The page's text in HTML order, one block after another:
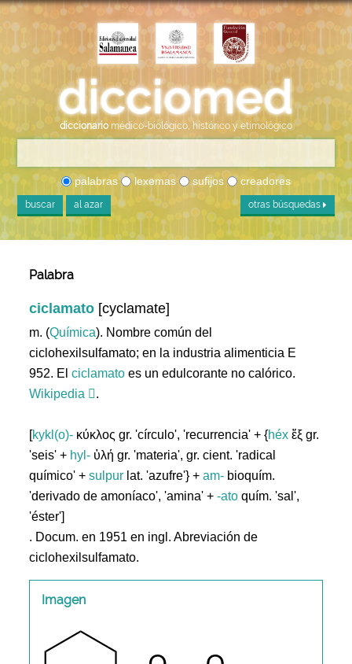
diccionario médico-biológico, histórico y etimológico
palabras lexemas sufijos creadores
buscar al azar otras búsquedas
Palabra
ciclamato [cyclamate]
m. (Química). Nombre común del
ciclohexilsulfamato; en la industria alimenticia E
952. Elciclamato es un edulcorante no calórico.
Wikipedia
.
[kykl(o)- κύκλος gr. 'círculo', 'recurrencia' + {héx ἕξ gr.
'seis' + hyl- ὑλή gr. 'materia', gr. cient. 'radical
químico' +sulpur lat. 'azufre'} +am- bioquím.
'derivado de amoníaco', 'amina' +-ato quím. 'sal',
'éster']
. Docum. en 1951 en ingl. Abreviación de
ciclohexilsulfamato.
Imagen